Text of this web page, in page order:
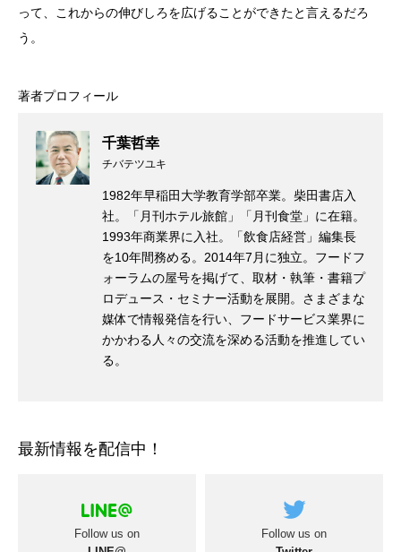
って、これからの伸びしろを広げることができたと言えるだろ
う。
著者プロフィール
千葉哲幸
チバテツユキ
1982年早稲田大学教育学部卒業。柴田書店入
社。「月刊ホテル旅館」「月刊食堂」に在籍。
1993年商業界に入社。「飲食店経営」編集長
を10年間務める。2014年7月に独立。フードフ
ォーラムの屋号を掲げて、取材・執筆・書籍プ
ロデュース・セミナー活動を展開。さまざまな
媒体で情報発信を行い、フードサービス業界に
かかわる人々の交流を深める活動を推進してい
る。
最新情報を配信中！
Follow us on
Follow us on